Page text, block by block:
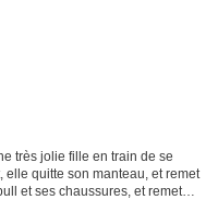
très jolie fille en train de se
quitte son manteau, et remet
et ses chaussures, et remet